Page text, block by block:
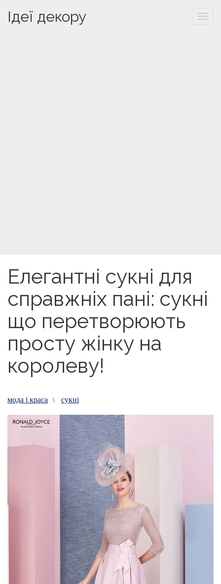
Ідеї декору
Елегантні сукні для
справжніх пані: сукні
що перетворюють
просту жінку на
королеву!
мода і краса \ сукні